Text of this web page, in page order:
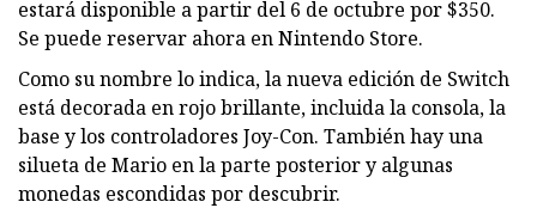
estará disponible a partir del 6 de octubre por $350.
Se puede reservar ahora en Nintendo Store.
Como su nombre lo indica, la nueva edición de Switch
está decorada en rojo brillante, incluida la consola, la
base y los controladores Joy-Con. También hay una
silueta de Mario en la parte posterior y algunas
monedas escondidas por descubrir.